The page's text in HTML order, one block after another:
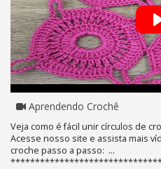
Aprendendo Crochê
Veja como é fácil unir círculos de
Acesse nosso site e assista mais
croche passo a passo: ...